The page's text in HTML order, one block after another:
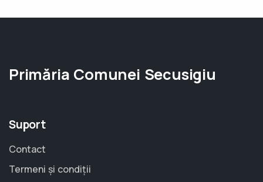
Primăria Comunei Secusigiu
Suport
Contact
Termeni și condiții